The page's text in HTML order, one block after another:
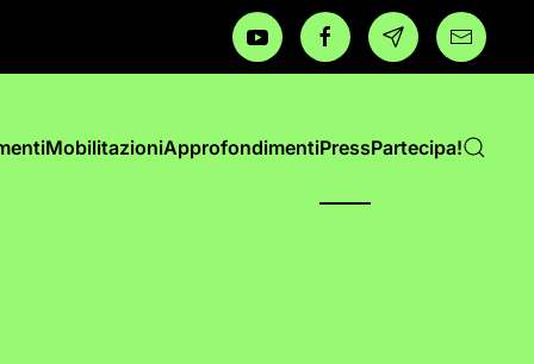
MobilitazioniApprofondimentiPressPartecipa!